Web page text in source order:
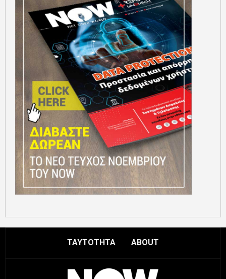
ΤΑΥΤΟΤΗΤΑ ABOUT